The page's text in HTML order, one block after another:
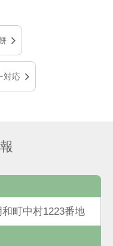
対応
町中村1223番地